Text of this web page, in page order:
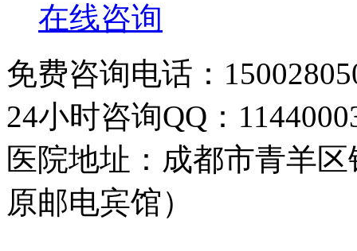
在线咨询
免费咨询电话：
24小时咨询QQ：
医院地址：成都市青羊
原邮电宾馆）